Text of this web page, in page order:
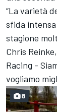
“La varietà
sfida
stagione
Chris
Racing -
vogliamo
8